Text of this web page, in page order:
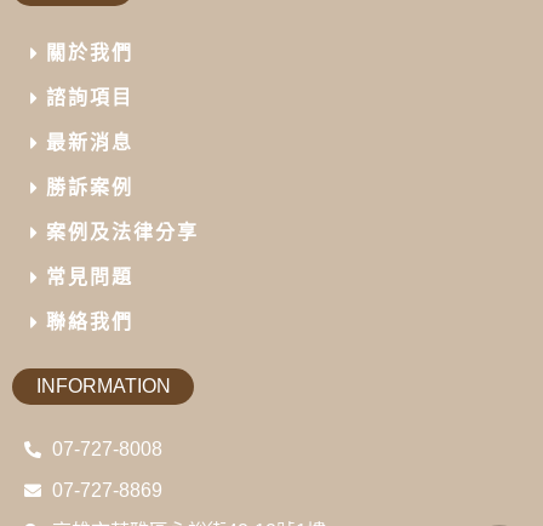
關於我們
諮詢項目
最新消息
勝訴案例
案例及法律分享
常見問題
聯絡我們
INFORMATION
07-727-8008
07-727-8869